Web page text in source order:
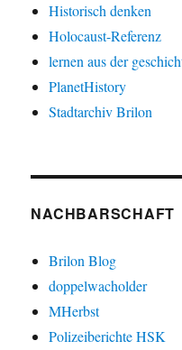
Historisch denken
Holocaust-Referenz
lernen aus der
PlanetHistory
Stadtarchiv Brilon
NACHBARSCHAFT
Brilon Blog
doppelwacholder
MHerbst
Polizeiberichte HSK